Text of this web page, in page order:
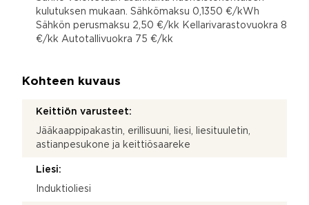
kulutuksen mukaan. Sähkömaksu 0,1350 €/kWh
Sähkön perusmaksu 2,50 €/kk Kellarivarastovuokra 8
€/kk Autotallivuokra 75 €/kk
Kohteen kuvaus
Keittiön varusteet:
Jääkaappipakastin, erillisuuni, liesi, liesituuletin,
astianpesukone ja keittiösaareke
Liesi:
Induktioliesi